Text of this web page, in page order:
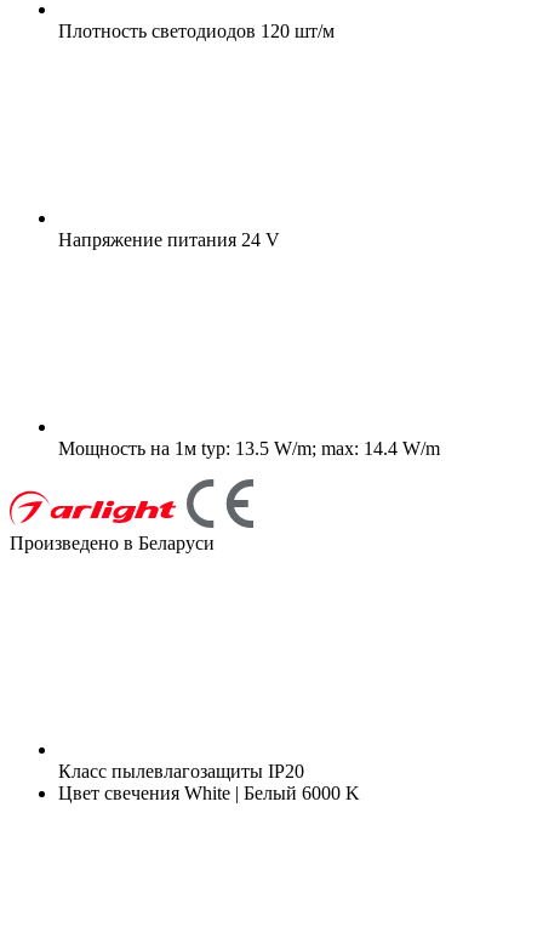
Плотность светодиодов 120 шт/м
Напряжение питания 24 V
Мощность на 1м typ: 13.5 W/m; max: 14.4 W/m
Произведено в Беларуси
Класс пылевлагозащиты IP20
Цвет свечения White | Белый 6000 K